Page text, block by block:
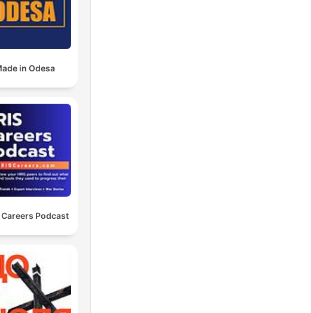
in Odesa
Careers Podcast